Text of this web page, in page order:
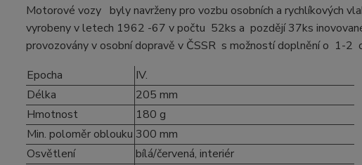
Motorové vozy byly navrženy pro vozbu osobních a rychlíkových
vyrobeny v letech 1962 -67 v počtu 52ks a pozdějí 37ks
provozovány v osobní dopravě v ČSSR s možností doplnění o 1-2
Epocha
IV.
Délka
205 mm
Hmotnost
180 g
Min. poloměr oblouku 300 mm
Osvětlení
bílá/červená, interiér